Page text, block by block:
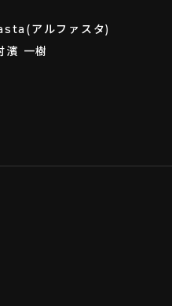
アルファスタ)
濱 一樹